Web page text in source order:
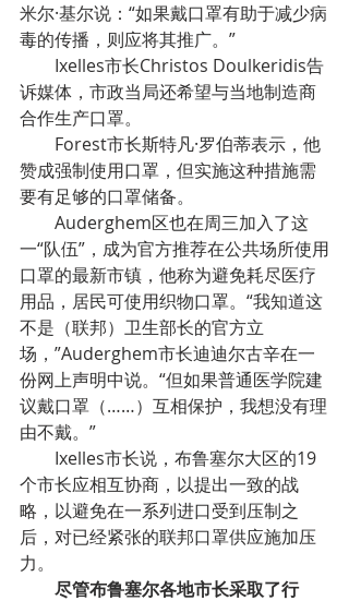
米尔·基尔说：“如果戴口罩有助于减少病
毒的传播，则应将其推广。”
Ixelles市长Christos Doulkeridis告
诉媒体，市政当局还希望与当地制造商
合作生产口罩。
Forest市长斯特凡·罗伯蒂表示，他
赞成强制使用口罩，但实施这种措施需
要有足够的口罩储备。
Auderghem区也在周三加入了这
一“队伍”，成为官方推荐在公共场所使用
口罩的最新市镇，他称为避免耗尽医疗
用品，居民可使用织物口罩。“我知道这
不是（联邦）卫生部长的官方立
场，”Auderghem市长迪迪尔古辛在一
份网上声明中说。“但如果普通医学院建
议戴口罩（……）互相保护，我想没有理
由不戴。”
Ixelles市长说，布鲁塞尔大区的19
个市长应相互协商，以提出一致的战
略，以避免在一系列进口受到压制之
后，对已经紧张的联邦口罩供应施加压
力。
尽管布鲁塞尔各地市长采取了行